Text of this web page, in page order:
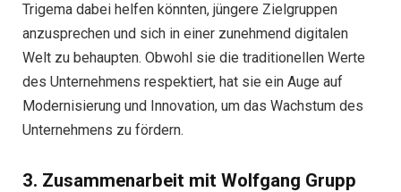
Trigema dabei helfen könnten, jüngere Zielgruppen
anzusprechen und sich in einer zunehmend digitalen
Welt zu behaupten. Obwohl sie die traditionellen Werte
des Unternehmens respektiert, hat sie ein Auge auf
Modernisierung und Innovation, um das Wachstum des
Unternehmens zu fördern.
3. Zusammenarbeit mit Wolfgang Grupp